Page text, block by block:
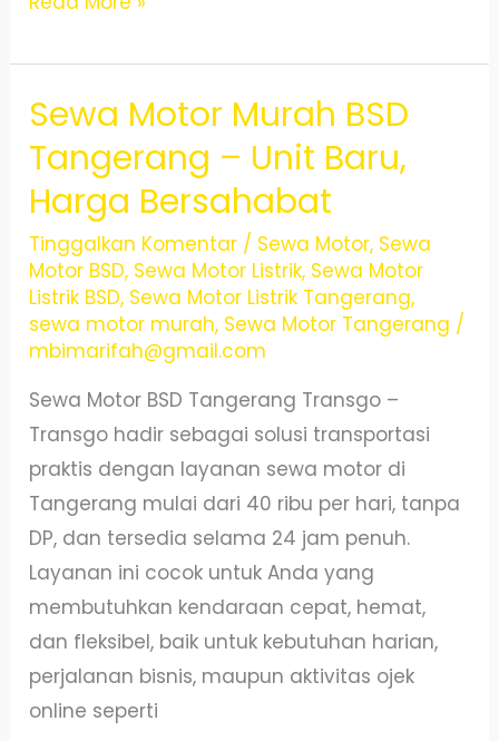
BSD
–
Praktis,
Murah,
&
Anti
Ribet
Sewa Motor Murah BSD
Tangerang – Unit Baru,
Harga Bersahabat
Tinggalkan Komentar / Sewa Motor, Sewa
Motor BSD, Sewa Motor Listrik, Sewa Motor
Listrik BSD, Sewa Motor Listrik Tangerang,
sewa motor murah, Sewa Motor Tangerang /
mbimarifah@gmail.com
Sewa Motor BSD Tangerang Transgo –
Transgo hadir sebagai solusi transportasi
praktis dengan layanan sewa motor di
Tangerang mulai dari 40 ribu per hari, tanpa
DP, dan tersedia selama 24 jam penuh.
Layanan ini cocok untuk Anda yang
membutuhkan kendaraan cepat, hemat,
dan fleksibel, baik untuk kebutuhan harian,
perjalanan bisnis, maupun aktivitas ojek
online seperti